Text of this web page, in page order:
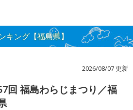
キング【福島県】
2026/08/07 更新
回 福島わらじまつり／福